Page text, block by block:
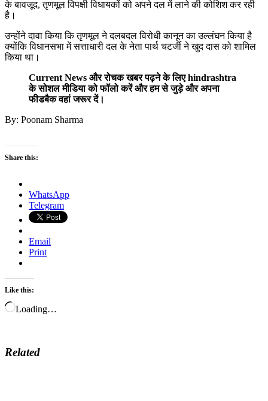
के बावजूद, तृणमूल विपक्षी विधायकों को अपने दल में लाने की कोशिश कर रही
है।
उन्होंने दावा किया कि तृणमूल ने दलबदल विरोधी कानून का उल्लंघन किया है
क्योंकि विधानसभा में सत्ताधारी दल के नेता पार्थ चटर्जी ने खुद दास को शामिल
किया था।
Current News और रोचक खबर पढ़ने के लिए hindrashtra
के सोशल मीडिया को फॉलो करें और हम से जुड़े और अपना
फीडबैक वहां जरूर दें।
By: Poonam Sharma
Share this:
WhatsApp
Telegram
Email
Print
Like this:
Loading…
Related